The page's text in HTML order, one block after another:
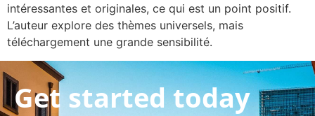
intéressantes et originales, ce qui est un point positif.
L’auteur explore des thèmes universels, mais
téléchargement une grande sensibilité.
Get started today